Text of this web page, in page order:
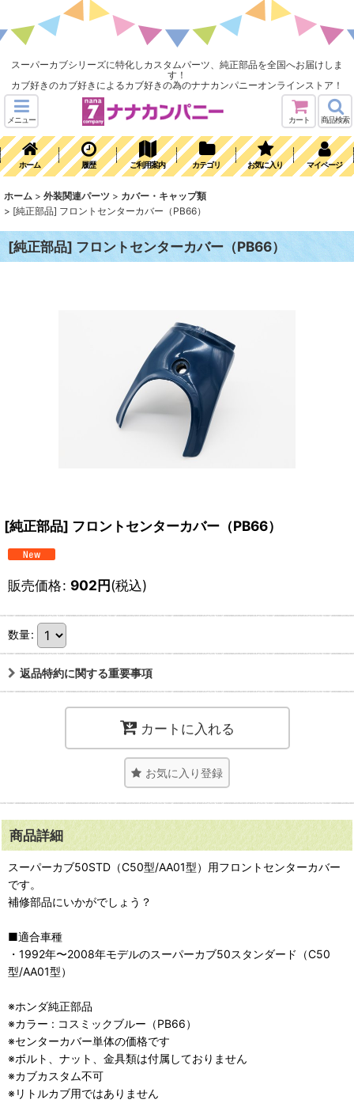
スーパーカブシリーズに特化しカスタムパーツ、純正部品を全国へお届けしま
す！
カブ好きのカブ好きによるカブ好きの為のナナカンパニーオンラインストア！
メニュー カート 商品検索
ホーム 履歴 ご利用案内 カテゴリ お気に入り マイページ
ホーム > 外装関連パーツ > カバー・キャップ類
> [純正部品] フロントセンターカバー（PB66）
[純正部品] フロントセンターカバー（PB66）
[純正部品] フロントセンターカバー（PB66）
販売価格: 902円(税込)
数量:
返品特約に関する重要事項
カートに入れる
お気に入り登録
商品詳細
スーパーカブ50STD（C50型/AA01型）用フロントセンターカバー
です。
補修部品にいかがでしょう？
■適合車種
・1992年〜2008年モデルのスーパーカブ50スタンダード（C50
型/AA01型）
※ホンダ純正部品
※カラー : コスミックブルー（PB66）
※センターカバー単体の価格です
※ボルト、ナット、金具類は付属しておりません
※カブカスタム不可
※リトルカブ用ではありません